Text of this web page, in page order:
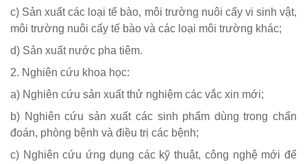
c) Sản xuất các loại tế bào, môi trường nuôi cấy vi sinh vật,
môi trường nuôi cấy tế bào và các loại môi trường khác;
d) Sản xuất nước pha tiêm.
2. Nghiên cứu khoa học:
a) Nghiên cứu sản xuất thử nghiệm các vắc xin mới;
b) Nghiên cứu sản xuất các sinh phẩm dùng trong chẩn
đoán, phòng bệnh và điều trị các bệnh;
c) Nghiên cứu ứng dụng các kỹ thuật, công nghệ mới để